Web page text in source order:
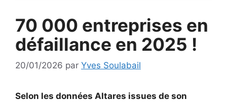
70 000 entreprises en
défaillance en 2025 !
20/01/2026 par Yves Soulabail
Selon les données Altares issues de son